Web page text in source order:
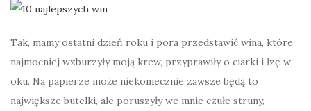
Tak, mamy ostatni dzień roku i pora przedstawić wina, które
najmocniej wzburzyły moją krew, przyprawiły o ciarki i łzę w
oku. Na papierze może niekoniecznie zawsze będą to
największe butelki, ale poruszyły we mnie czułe struny,